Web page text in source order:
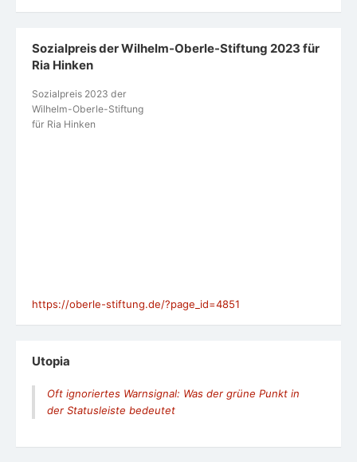
Sozialpreis der Wilhelm-Oberle-Stiftung 2023 für
Ria Hinken
Sozialpreis 2023 der
Wilhelm-Oberle-Stiftung
für Ria Hinken
https://oberle-stiftung.de/?page_id=4851
Utopia
Oft ignoriertes Warnsignal: Was der grüne Punkt in
der Statusleiste bedeutet